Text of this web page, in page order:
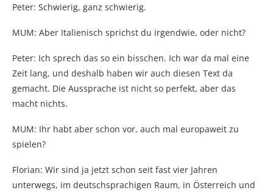
Peter: Schwierig, ganz schwierig.
MUM: Aber Italienisch sprichst du irgendwie, oder nicht?
Peter: Ich sprech das so ein bisschen. Ich war da mal eine
Zeit lang, und deshalb haben wir auch diesen Text da
gemacht. Die Aussprache ist nicht so perfekt, aber das
macht nichts.
MUM: Ihr habt aber schon vor, auch mal europaweit zu
spielen?
Florian: Wir sind ja jetzt schon seit fast vier Jahren
unterwegs, im deutschsprachigen Raum, in Österreich und